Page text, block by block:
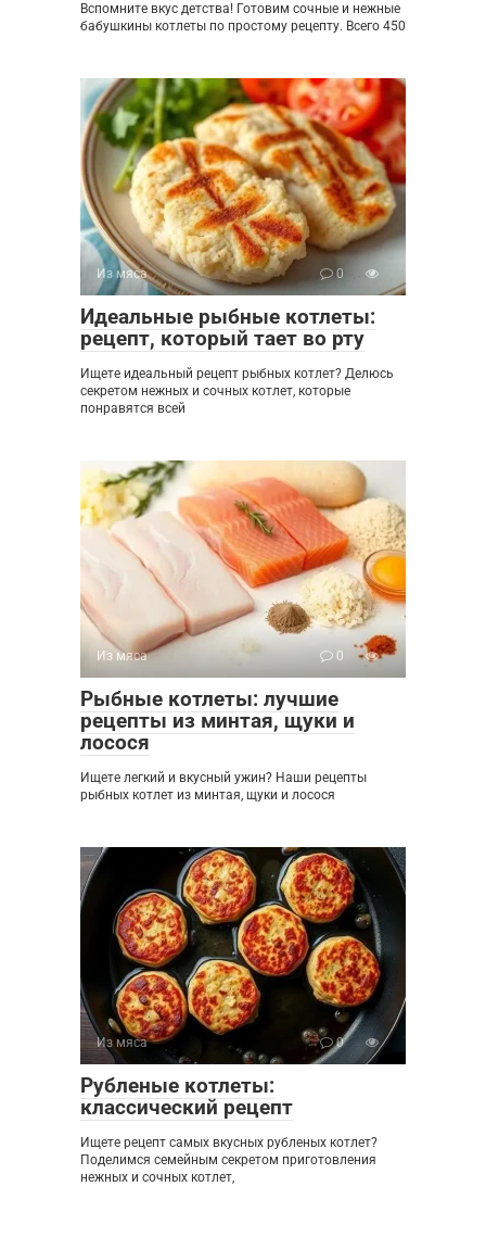
Вспомните вкус детства! Готовим сочные и нежные
бабушкины котлеты по простому рецепту. Всего 450
Из мяса 0
Идеальные рыбные котлеты:
рецепт, который тает во рту
Ищете идеальный рецепт рыбных котлет? Делюсь
секретом нежных и сочных котлет, которые
понравятся всей
Из мяса 0
Рыбные котлеты: лучшие
рецепты из минтая, щуки и
лосося
Ищете легкий и вкусный ужин? Наши рецепты
рыбных котлет из минтая, щуки и лосося
Из мяса 0
Рубленые котлеты:
классический рецепт
Ищете рецепт самых вкусных рубленых котлет?
Поделимся семейным секретом приготовления
нежных и сочных котлет,